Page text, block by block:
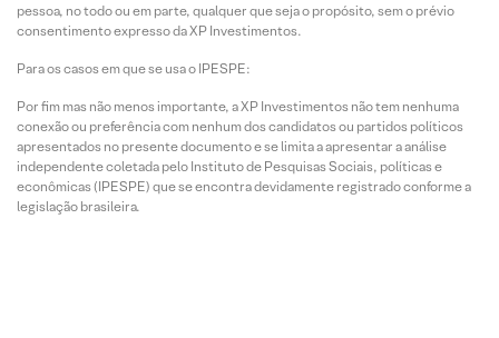
pessoa, no todo ou em parte, qualquer que seja o propósito, sem o prévio
consentimento expresso da XP Investimentos.
Para os casos em que se usa o IPESPE:
Por fim mas não menos importante, a XP Investimentos não tem nenhuma
conexão ou preferência com nenhum dos candidatos ou partidos políticos
apresentados no presente documento e se limita a apresentar a análise
independente coletada pelo Instituto de Pesquisas Sociais, políticas e
econômicas (IPESPE) que se encontra devidamente registrado conforme a
legislação brasileira.